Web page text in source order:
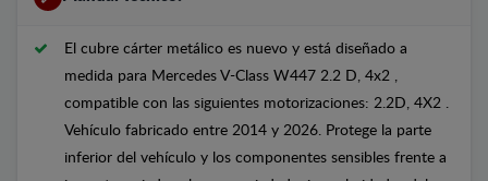
El cubre cárter metálico es nuevo y está diseñado a
medida para Mercedes V-Class W447 2.2 D, 4x2 ,
compatible con las siguientes motorizaciones: 2.2D, 4X2 .
Vehículo fabricado entre 2014 y 2026. Protege la parte
inferior del vehículo y los componentes sensibles frente a